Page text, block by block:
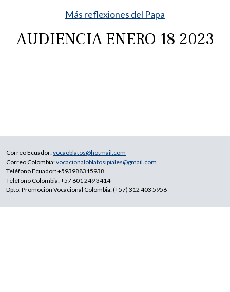
Más reflexiones del Papa
AUDIENCIA ENERO 18 2023
Correo Ecuador:vocaoblatos@hotmail.com
Correo Colombia:vocacionaloblatosipiales@gmail.com
Teléfono Ecuador: +593988315938
Teléfono Colombia: +57 601 249 3414
Dpto. Promoción Vocacional Colombia: (+57) 312 403 5956